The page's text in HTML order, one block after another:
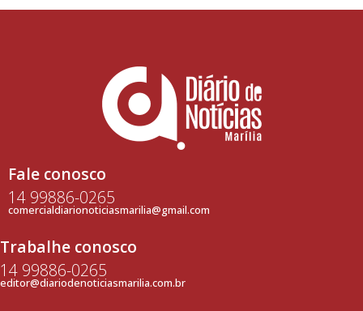
Fale conosco
14 99886-0265
comercialdiarionoticiasmarilia@gmail.com
Trabalhe conosco
14 99886-0265
editor@diariodenoticiasmarilia.com.br